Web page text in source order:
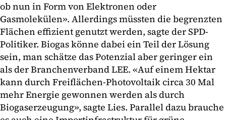
ob nun in Form von Elektronen oder
Gasmolekülen». Allerdings müssten die begrenzten
Flächen effizient genutzt werden, sagte der SPD-
Politiker. Biogas könne dabei ein Teil der Lösung
sein, man schätze das Potenzial aber geringer ein
als der Branchenverband LEE. «Auf einem Hektar
kann durch Freiflächen-Photovoltaik circa 30 Mal
mehr Energie gewonnen werden als durch
Biogaserzeugung», sagte Lies. Parallel dazu brauche